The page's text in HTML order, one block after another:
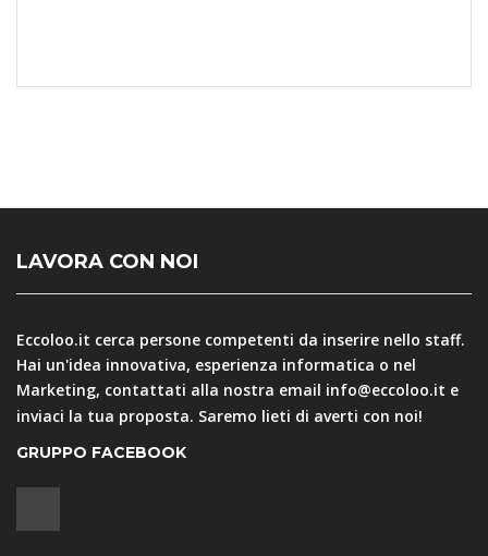
LAVORA CON NOI
Eccoloo.it cerca persone competenti da inserire nello staff.
Hai un'idea innovativa, esperienza informatica o nel
Marketing, contattati alla nostra email info@eccoloo.it e
inviaci la tua proposta. Saremo lieti di averti con noi!
GRUPPO FACEBOOK